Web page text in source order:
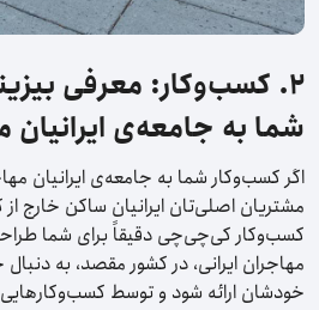
۲. کسب‌وکار: معرفی
شما به جامعه‌ی ایرانیان
اگر کسب‌وکار شما به جامعه‌ی ایرانیان
مشتریان اصلی‌تان ایرانیان ساکن خارج
کسب‌وکار کی‌چی‌چی دقیقاً برای شما
مهاجران ایرانی، در کشور مقصد، به
خودشان ارائه شود و توسط